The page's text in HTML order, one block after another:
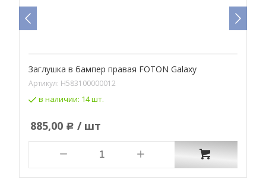
Заглушка в бампер правая FOTON Galaxy
Артикул: H583100000012
в наличии: 14 шт.
885,00 Р / шт